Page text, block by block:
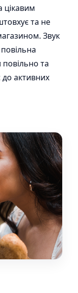
цікавим
та не
Звук
та
активних